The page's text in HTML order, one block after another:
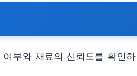
부와 재료의 신뢰도를 확인